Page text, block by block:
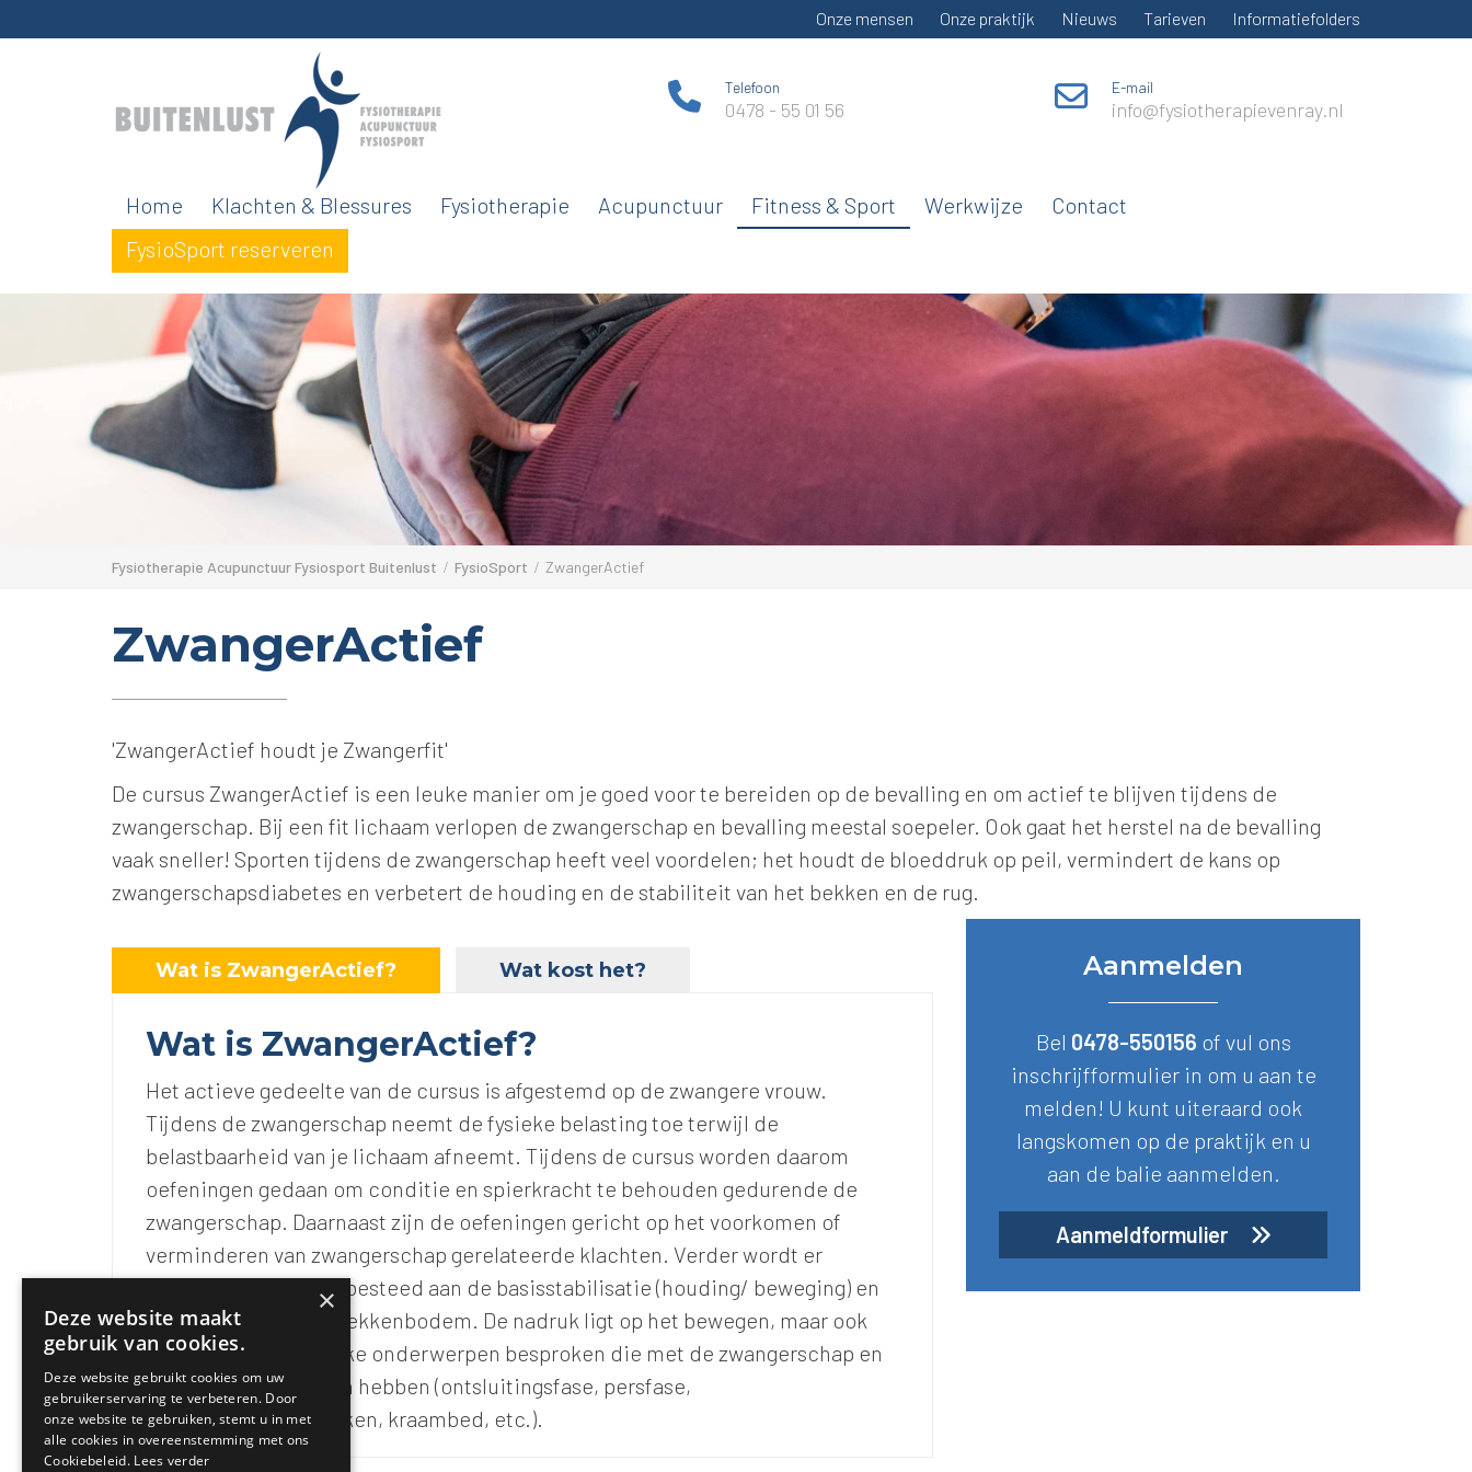
Onze mensen Onze praktijk Nieuws Tarieven Informatiefolders
Telefoon
0478 - 55 01 56
E-mail
info@fysiotherapievenray.nl
Home Klachten & Blessures Fysiotherapie Acupunctuur Fitness & Sport Werkwijze
Contact
FysioSport reserveren
Fysiotherapie Acupunctuur Fysiosport Buitenlust FysioSport ZwangerActief
ZwangerActief
'ZwangerActief houdt je Zwangerfit'
De cursus ZwangerActief is een leuke manier om je goed voor te bereiden op de bevalling en om actief te blijven tijdens de
zwangerschap. Bij een fit lichaam verlopen de zwangerschap en bevalling meestal soepeler. Ook gaat het herstel na de bevalling
vaak sneller! Sporten tijdens de zwangerschap heeft veel voordelen; het houdt de bloeddruk op peil, vermindert de kans op
zwangerschapsdiabetes en verbetert de houding en de stabiliteit van het bekken en de rug.
Wat is ZwangerActief? Wat kost het?
Wat is ZwangerActief?
Het actieve gedeelte van de cursus is afgestemd op de zwangere vrouw.
Tijdens de zwangerschap neemt de fysieke belasting toe terwijl de
belastbaarheid van je lichaam afneemt. Tijdens de cursus worden daarom
oefeningen gedaan om conditie en spierkracht te behouden gedurende de
zwangerschap. Daarnaast zijn de oefeningen gericht op het voorkomen of
verminderen van zwangerschap gerelateerde klachten. Verder wordt er
uitgebreid aandacht besteed aan de basisstabilisatie (houding/ beweging) en
oefeningen voor de bekkenbodem. De nadruk ligt op het bewegen, maar ook
worden alle belangrijke onderwerpen besproken die met de zwangerschap en
de bevalling te maken hebben (ontsluitingsfase, persfase,
ademhalingstechnieken, kraambed, etc.).
Aanmelden
Bel 0478-550156 of vul ons
inschrijfformulier in om u aan te
melden! U kunt uiteraard ook
langskomen op de praktijk en u
aan de balie aanmelden.
Aanmeldformulier
×
Deze website maakt
gebruik van cookies.
Deze website gebruikt cookies om uw
gebruikerservaring te verbeteren. Door
onze website te gebruiken, stemt u in met
alle cookies in overeenstemming met ons
Cookiebeleid. Lees verder